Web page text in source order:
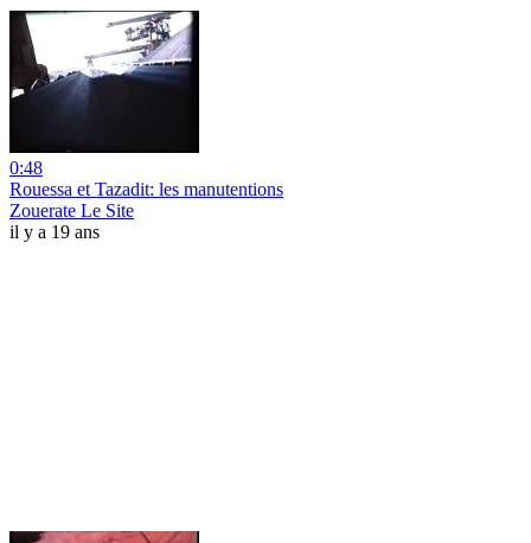
0:48
Rouessa et Tazadit: les manutentions
Zouerate Le Site
il y a 19 ans